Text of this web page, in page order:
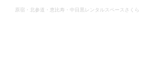
原宿・北参道・恵比寿・中目黒レンタルスペースさくら